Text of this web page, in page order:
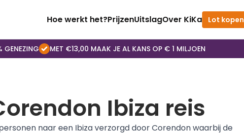
GENEZING MET €13,00 MAAK JE AL KANS OP € 1 MILJOEN
Ibiza reis
naar een Ibiza verzorgd door Corendon waarbij de
Hoe werkt het?PrijzenUitslagOver KiKa Lot kopen